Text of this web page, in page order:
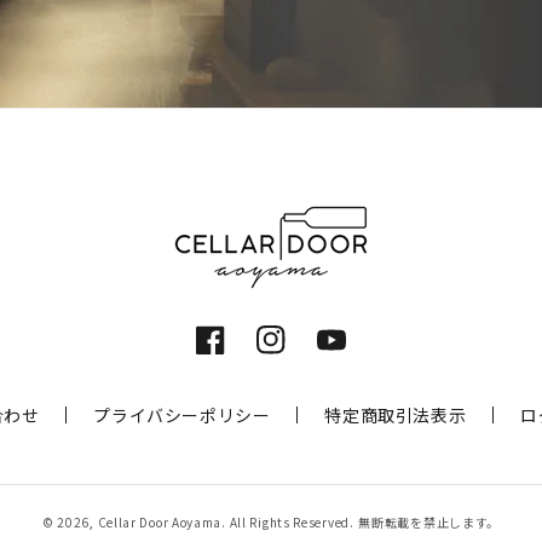
FacebookInstagramYouTube
せ プライバシーポリシー 特定商取引法表示
© 2026, Cellar Door Aoyama . All Rights Reserved. 無断転載を禁止します。